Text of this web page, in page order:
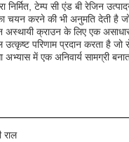
निर्मित, टेम्प सी एंड बी रेजिन
चयन करने की भी अनुमति देती है
अस्थायी क्राउन के लिए एक
परिणाम प्रदान करता है जो
में एक अनिवार्य सामग्री
राल